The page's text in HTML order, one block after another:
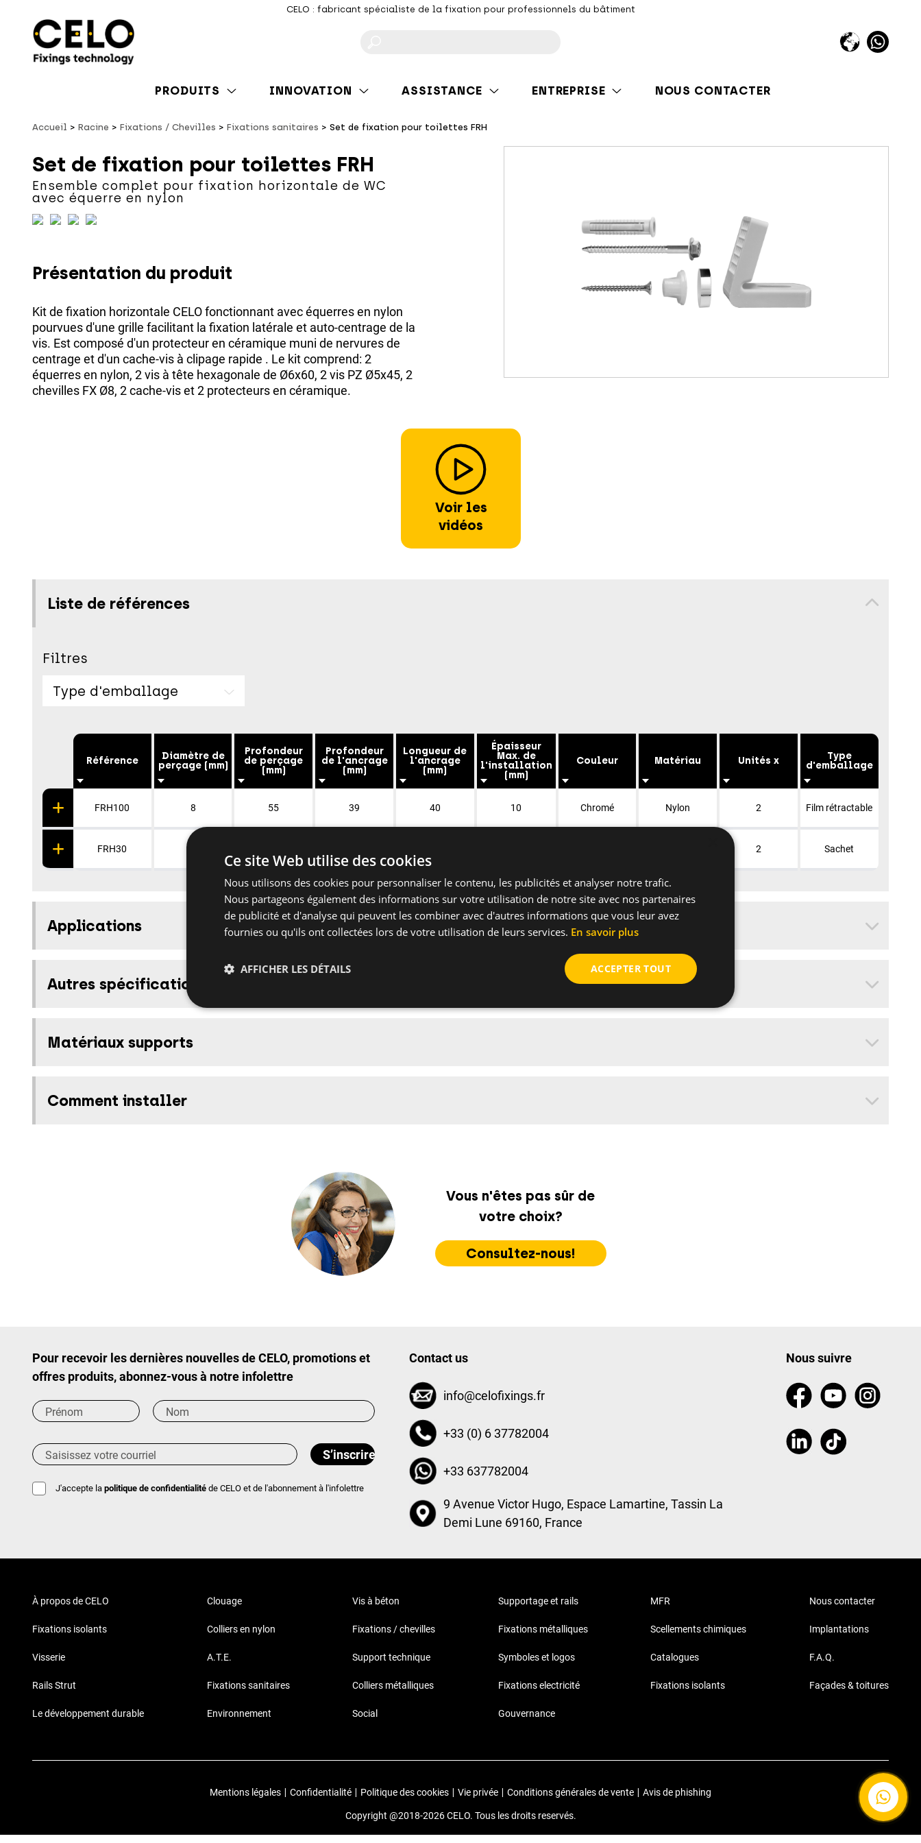
CELO : fabricant spécialiste de la fixation pour professionnels du bâtiment
PRODUITS INNOVATION ASSISTANCE ENTREPRISE NOUS CONTACTER
Accueil Racine Fixations / Chevilles Fixations sanitaires Set de fixation pour toilettes FRH
Set de fixation pour toilettes FRH
Ensemble complet pour fixation horizontale de WC
avec équerre en nylon
Présentation du produit
Kit de fixation horizontale CELO fonctionnant avec équerres en nylon
pourvues d'une grille facilitant la fixation latérale et auto-centrage de la
vis. Est composé d'un protecteur en céramique muni de nervures de
centrage et d'un cache-vis à clipage rapide . Le kit comprend: 2
équerres en nylon, 2 vis à tête hexagonale de Ø6x60, 2 vis PZ Ø5x45, 2
chevilles FX Ø8, 2 cache-vis et 2 protecteurs en céramique.
Voir les
vidéos
Liste de références
Filtres
Type d'emballage
Référence
FRH100
FRH30
Diamètre de
perçage (mm)
8
Profondeur
de perçage
(mm)
55
Profondeur
de l'ancrage
(mm)
39
Longueur de
l'ancrage
(mm)
40
Épaisseur
Max. de
l'installation
(mm)
10
Couleur
Chromé
Matériau
Nylon
Unités x
2
2
Type
d'emballage
Film rétractable
Sachet
Applications
Autres spécifications
Matériaux supports
Comment installer
Vous n'êtes pas sûr de
votre choix?
Consultez-nous!
Pour recevoir les dernières nouvelles de CELO, promotions et
offres produits, abonnez-vous à notre infolettre
J'accepte la politique de confidentialité de CELO et de l'abonnement à l'infolettre
Contact us
info@celofixings.fr
+33 (0) 6 37782004
+33 637782004
9 Avenue Victor Hugo, Espace Lamartine, Tassin La
Demi Lune 69160, France
Nous suivre
À propos de CELO
Fixations isolants
Visserie
Rails Strut
Le développement durable
Clouage
Colliers en nylon
A.T.E.
Fixations sanitaires
Environnement
Vis à béton
Fixations / chevilles
Support technique
Colliers métalliques
Social
Supportage et rails
Fixations métalliques
Symboles et logos
Fixations electricité
Gouvernance
MFR
Scellements chimiques
Catalogues
Fixations isolants
Nous contacter
Implantations
F.A.Q.
Façades & toitures
Mentions légales Confidentialité Politique des cookies Vie privée Conditions générales de vente Avis de phishing
Copyright @2018-2026 CELO. Tous les droits reservés.
Ce site Web utilise des cookies
Nous utilisons des cookies pour personnaliser le contenu, les publicités et analyser notre trafic.
Nous partageons également des informations sur votre utilisation de notre site avec nos partenaires
de publicité et d'analyse qui peuvent les combiner avec d'autres informations que vous leur avez
fournies ou qu'ils ont collectées lors de votre utilisation de leurs services. En savoir plus
ACCEPTER TOUT
AFFICHER LES DÉTAILS